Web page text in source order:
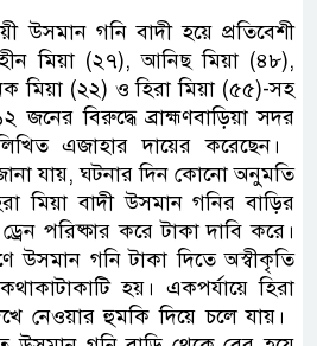
উসমান গনি বাদী হয়ে প্রতিবেশী
মিয়া (২৭), আনিছ মিয়া (৪৮),
মিয়া (২২) ও হিরা মিয়া (৫৫)-সহ
বিরুদ্ধে ব্রাহ্মণবাড়িয়া সদর
এজাহার দায়ের করেছেন।
যায়, ঘটনার দিন কোনো অনুমতি
মিয়া বাদী উসমান গনির বাড়ির
পরিষ্কার করে টাকা দাবি করে।
উসমান গনি টাকা দিতে অস্বীকৃতি
হয়। একপর্যায়ে হিরা
নেওয়ার হুমকি দিয়ে চলে যায়।